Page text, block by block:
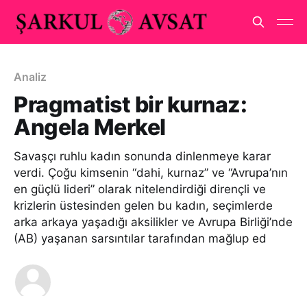
Analiz
Pragmatist bir kurnaz:
Angela Merkel
Savaşçı ruhlu kadın sonunda dinlenmeye karar
verdi. Çoğu kimsenin “dahi, kurnaz” ve “Avrupa’nın
en güçlü lideri” olarak nitelendirdiği dirençli ve
krizlerin üstesinden gelen bu kadın, seçimlerde
arka arkaya yaşadığı aksilikler ve Avrupa Birliği’nde
(AB) yaşanan sarsıntılar tarafından mağlup ed